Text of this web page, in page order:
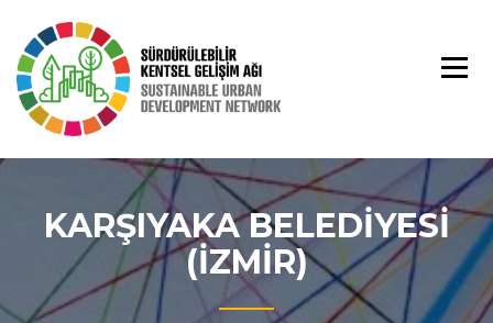
content
KARŞIYAKA BELEDIYESI
(İZMIR)